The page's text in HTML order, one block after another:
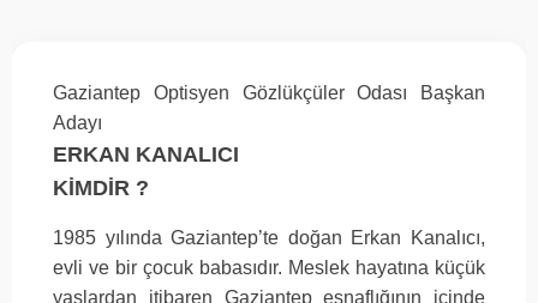
Gaziantep Optisyen Gözlükçüler Odası Başkan
Adayı
ERKAN KANALICI
KİMDİR ?
1985 yılında Gaziantep’te doğan Erkan Kanalıcı,
evli ve bir çocuk babasıdır. Meslek hayatına küçük
yaşlardan itibaren Gaziantep esnaflığının içinde